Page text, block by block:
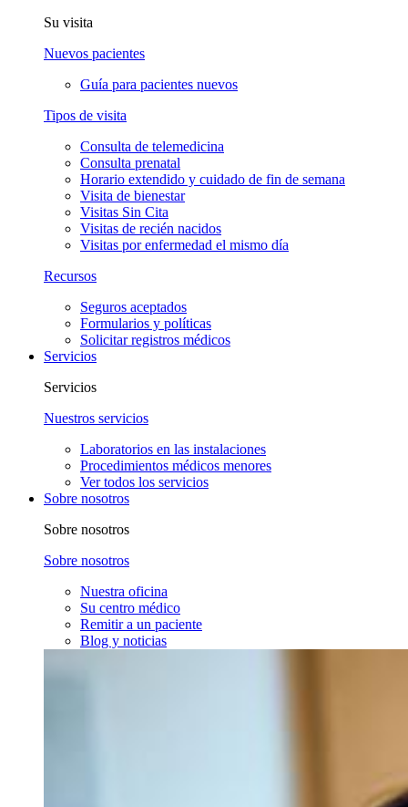
Su visita
Nuevos pacientes
Guía para pacientes nuevos
Tipos de visita
Consulta de telemedicina
Consulta prenatal
Horario extendido y cuidado de fin de semana
Visita de bienestar
Visitas Sin Cita
Visitas de recién nacidos
Visitas por enfermedad el mismo día
Recursos
Seguros aceptados
Formularios y políticas
Solicitar registros médicos
Servicios
Servicios
Nuestros servicios
Laboratorios en las instalaciones
Procedimientos médicos menores
Ver todos los servicios
Sobre nosotros
Sobre nosotros
Sobre nosotros
Nuestra oficina
Su centro médico
Remitir a un paciente
Blog y noticias